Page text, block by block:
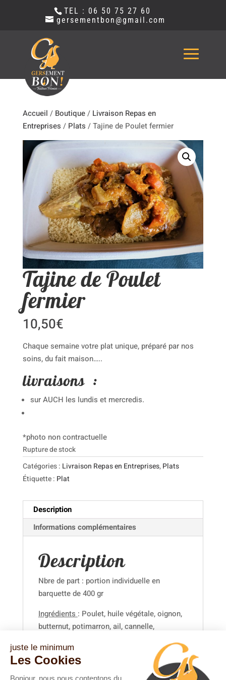
TEL : 06 50 75 27 60
gersementbon@gmail.com
Accueil / Boutique/ Livraison Repas en
Entreprises / Plats / Tajine de Poulet fermier
Tajine de Poulet
fermier
10,50€
Chaque semaine votre plat unique, préparé par nos
soins, du fait maison…..
livraisons :
sur AUCH les lundis et mercredis.
*photo non contractuelle
Rupture de stock
Catégories : Livraison Repas en Entreprises,Plats
Étiquette : Plat
Description
Informations complémentaires
Description
Nbre de part : portion individuelle en
barquette de 400 gr
Ingrédients: Poulet, huile végétale, oignon,
butternut, potimarron, ail, cannelle,
pruneaux, abricot, coriandre, amande, sel,
poivre
juste le minimum
Les Cookies
Bonjour, nous nous contentons du